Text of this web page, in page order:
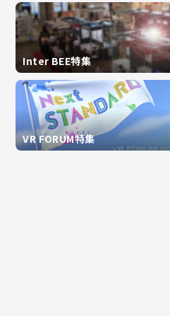
Inter BEE特集
VR FORUM特集